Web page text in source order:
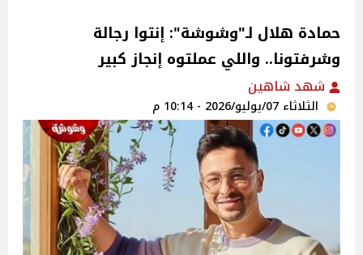
حمادة هلال لـ"وشوشة": إنتوا رجالة
وشرفتونا.. واللي عملتوه إنجاز كبير
شهد شاهين
الثلاثاء 07/يوليو/2026 - 10:14 م